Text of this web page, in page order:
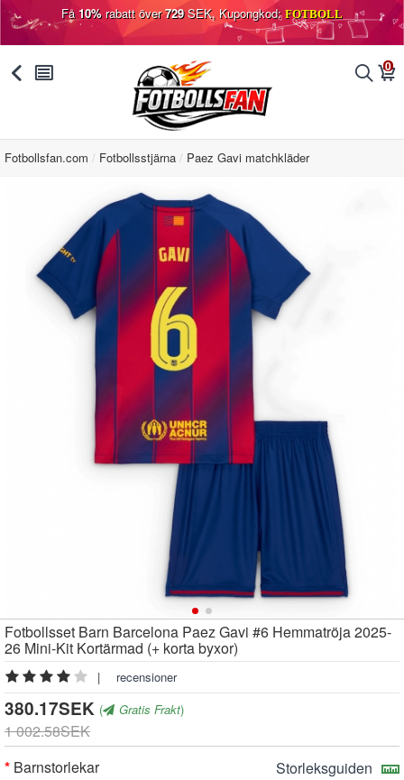
Få10%rabatt över729SEK, Kupongkod: FOTBOLL
󰅯 󰂩 󰂨 0
󰃦
Fotbollsfan.com Fotbollsstjärna Paez Gavi matchkläder
Fotbollsset Barn Barcelona Paez Gavi #6 Hemmatröja 2025-
26 Mini-Kit Kortärmad (+ korta byxor)
| recensioner
380.17SEK ( Gratis Frakt)
1 002.58SEK
Barnstorlekar
Storleksguiden